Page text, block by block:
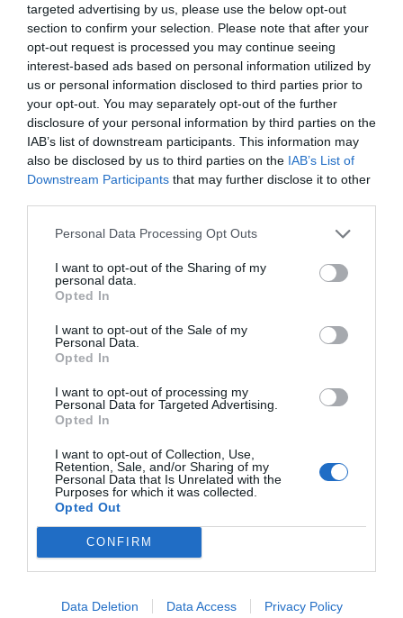
targeted advertising by us, please use the below opt-out
section to confirm your selection. Please note that after your
opt-out request is processed you may continue seeing
interest-based ads based on personal information utilized by
us or personal information disclosed to third parties prior to
your opt-out. You may separately opt-out of the further
disclosure of your personal information by third parties on the
IAB’s list of downstream participants. This information may
also be disclosed by us to third parties on the IAB’s List of
Downstream Participants that may further disclose it to other
Personal Data Processing Opt Outs
I want to opt-out of the Sharing of my
personal data.
Opted In
I want to opt-out of the Sale of my
Personal Data.
Opted In
I want to opt-out of processing my
Personal Data for Targeted Advertising.
Opted In
I want to opt-out of Collection, Use,
Retention, Sale, and/or Sharing of my
Personal Data that Is Unrelated with the
Purposes for which it was collected.
Opted Out
CONFIRM
Data Deletion Data Access Privacy Policy